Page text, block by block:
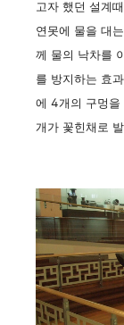
고자 했던 설계
연못에 물을 대
께 물의 낙차를
를 방지하는 효
에 4개의 구멍을
개가 꽃힌채로